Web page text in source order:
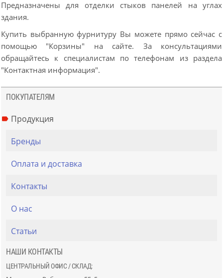
Предназначены для отделки стыков панелей на углах
здания.
Купить выбранную фурнитуру Вы можете прямо сейчас с
помощью "Корзины" на сайте. За консультациями
обращайтесь к специалистам по телефонам из раздела
"Контактная информация".
ПОКУПАТЕЛЯМ
Продукция
Бренды
Оплата и доставка
Контакты
О нас
Статьи
НАШИ КОНТАКТЫ
ЦЕНТРАЛЬНЫЙ ОФИС / СКЛАД: